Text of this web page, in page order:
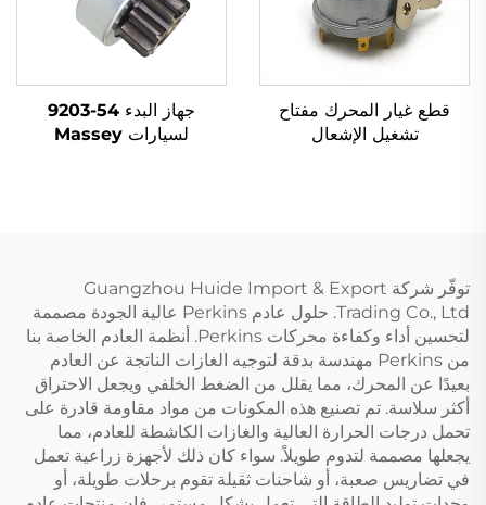
قطع غيار المحرك مفتاح
تشغيل الإشعال
جهاز البدء 54-9203
لسيارات Massey
توفّر شركة Guangzhou Huide Import & Export
Trading Co., Ltd. حلول عادم Perkins عالية الجودة مصممة
لتحسين أداء وكفاءة محركات Perkins. أنظمة العادم الخاصة بنا
من Perkins مهندسة بدقة لتوجيه الغازات الناتجة عن العادم
بعيدًا عن المحرك، مما يقلل من الضغط الخلفي ويجعل الاحتراق
أكثر سلاسة. تم تصنيع هذه المكونات من مواد مقاومة قادرة على
تحمل درجات الحرارة العالية والغازات الكاشطة للعادم، مما
يجعلها مصممة لتدوم طويلاً. سواء كان ذلك لأجهزة زراعية تعمل
في تضاريس صعبة، أو شاحنات ثقيلة تقوم برحلات طويلة، أو